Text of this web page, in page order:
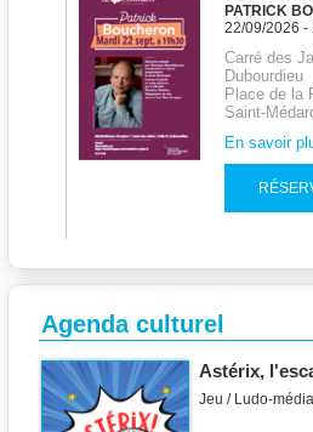
Agenda culturel
Astérix,
Jeu / Ludo-